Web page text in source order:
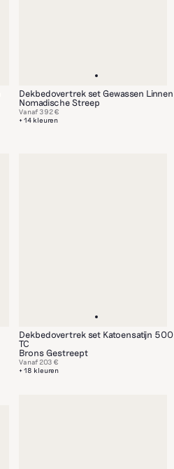
Dekbedovertrek set Gewassen Linnen
Nomadische Streep
+ 14 kleuren
Vanaf 392 €
Dekbedovertrek set Katoensatijn 500
TC
Brons Gestreept
+ 18 kleuren
Vanaf 203 €